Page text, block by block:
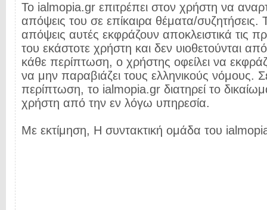
Το ialmopia.gr επιτρέπει στον χρήστη να
απόψεις του σε επίκαιρα θέματα/συζητήσεις.
απόψεις αυτές εκφράζουν αποκλειστικά τις
του εκάστοτε χρήστη και δεν υιοθετούνται
κάθε περίπτωση, ο χρήστης οφείλει να
να μην παραβιάζει τους ελληνικούς νόμους.
περίπτωση, το ialmopia.gr διατηρεί το
χρήστη από την εν λόγω υπηρεσία.
Με εκτίμηση, Η συντακτική ομάδα του